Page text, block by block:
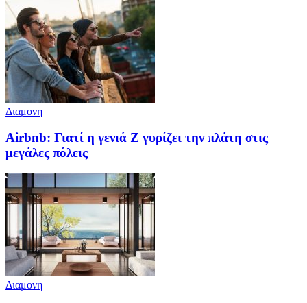
Διαμονη
Airbnb: Γιατί η γενιά Z γυρίζει την πλάτη στις
μεγάλες πόλεις
Διαμονη